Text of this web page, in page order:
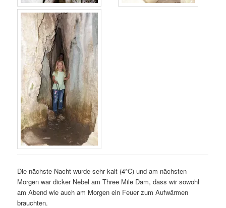
Die nächste Nacht wurde sehr kalt (4°C) und am nächsten
Morgen war dicker Nebel am Three Mile Dam, dass wir sowohl
am Abend wie auch am Morgen ein Feuer zum Aufwärmen
brauchten.